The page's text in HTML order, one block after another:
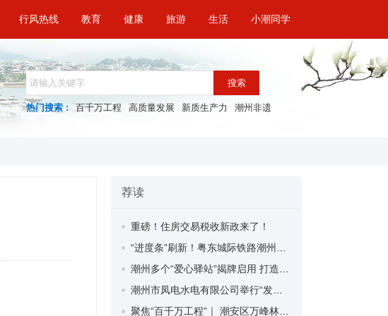
行风热线 教育 健康 旅游 生活 小潮同学
搜索
热门搜索 : 百千万工程 高质量发展 新质生产力 潮州非遗
荐读
重磅！住房交易税收新政来了！